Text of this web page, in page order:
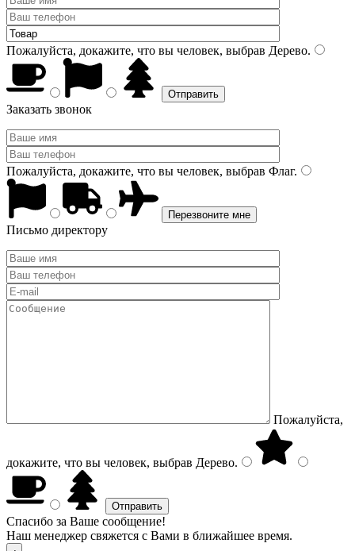
Пожалуйста, докажите, что вы человек, выбрав Дерево.
Заказать звонок
Пожалуйста, докажите, что вы человек, выбрав Флаг.
Письмо директору
Пожалуйста,
докажите, что вы человек, выбрав Дерево.
Спасибо за Ваше сообщение!
Наш менеджер свяжется с Вами в ближайшее время.